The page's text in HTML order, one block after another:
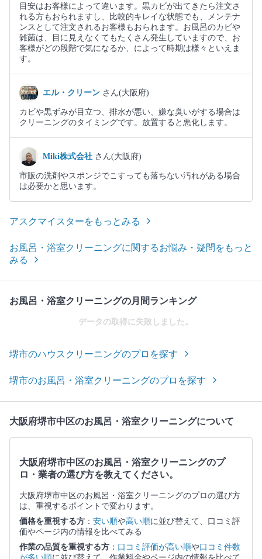
目安はお客様によって違います。黒カビが出てきたら注文さ
れる方もおられますし、比較的キレイな状態でも、メンテナ
ンスとして注文されるお客様もおられます。お風呂のカビや
雑菌は、目に見えなくてもたくさん発生していますので、お
客様がどの段階で気になるか、によって時期は様々といえま
す。
エル・クリーン さん(大阪府)
カビや黒ずみが目立つ、排水が悪い、嫌な臭いがする場合は
クリーニングのタイミングです。放置すると悪化します。
Miki株式会社 さん(大阪府)
市販の洗剤やスポンジでこすっても落ちない汚れがある場合
は必要かと思います。
アスクマイスターをもっとみる
お風呂・浴室クリーニングに関するお悩み・疑問をもっと
みる
お風呂・浴室クリーニングの月間ランキング
データの取得に失敗しました。
堺市のハウスクリーニングのプロを探す
堺市のお風呂・浴室クリーニングのプロを探す
大阪府堺市中区のお風呂・浴室クリーニングについて
大阪府堺市中区のお風呂・浴室クリーニングのプ
ロ・業者の選び方を教えてください。
大阪府堺市中区のお風呂・浴室クリーニングのプロの選び方
は、重視するポイントで変わります。
価格を重視する方 ： 安い順や高い順に並び替えて、口コミ評
価やページ内の情報を比べてみる
作業の品質を重視する方 ： 口コミ評価が高い順や口コミ件数